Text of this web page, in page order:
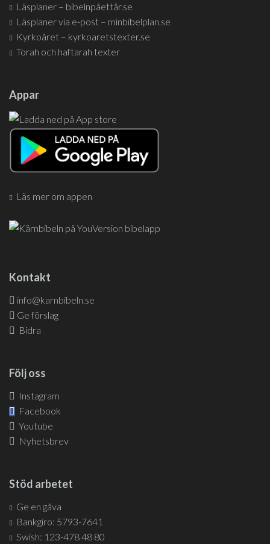
Läsplaner – bibelnpåettår.se
Läsplaner via e-post – minbibelplan.se
Kyrkoåret – kyrkoaretstexter.se
Torah och haftarah texter
Appar
Läs mer om appen
Kontakt
info@karnbibeln.se
Ge förslag
Bidra
Följ oss
Instagram
Facebook
Youtube
Nyhetsbrev
Stöd arbetet
Ge en gåva
Bankgiro: 5793-7641
Swish: 123-478 48 80